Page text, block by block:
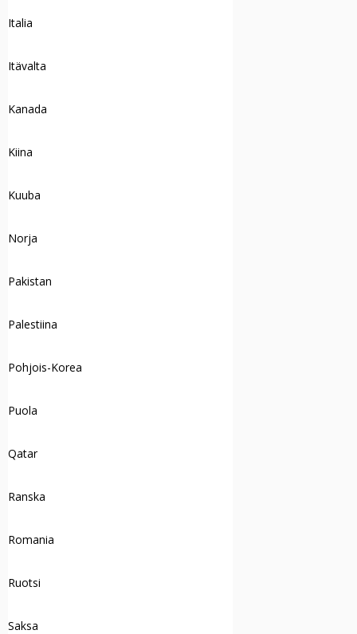
Italia
Itävalta
Kanada
Kiina
Kuuba
Norja
Pakistan
Palestiina
Pohjois-Korea
Puola
Qatar
Ranska
Romania
Ruotsi
Saksa